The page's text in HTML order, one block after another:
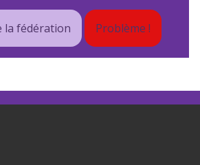
la fédération Problème !